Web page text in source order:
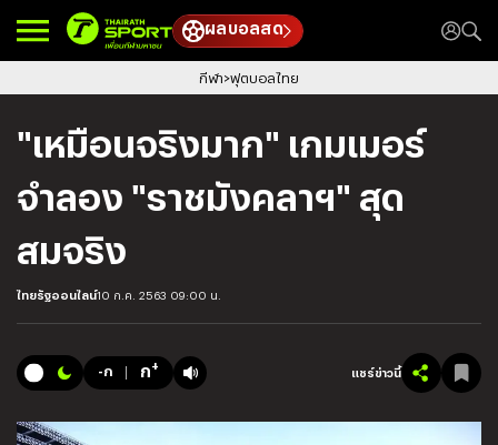
ผลบอลสด
กีฬา ฟุตบอลไทย
"เหมือนจริงมาก" เกมเมอร์
จำลอง "ราชมังคลาฯ" สุด
สมจริง
ไทยรัฐออนไลน์10 ก.ค. 2563 09:00 น.
-ก ก+ แชร์ข่าวนี้